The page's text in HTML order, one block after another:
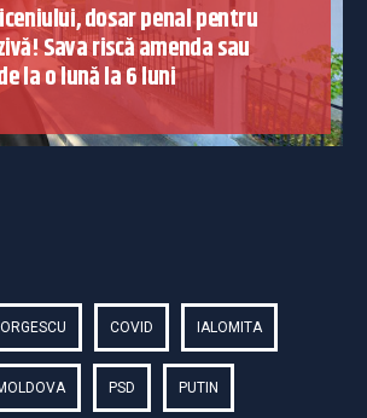
dosar penal pentru
Sava riscă amenda sau
la o lună la 6 luni
COVID IALOMITA
PSD PUTIN